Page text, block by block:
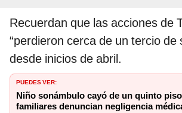
Recuerdan que las acciones de
“perdieron cerca de un tercio de
desde inicios de abril.
PUEDES VER:
Niño sonámbulo cayó de un quinto
familiares denuncian negligencia